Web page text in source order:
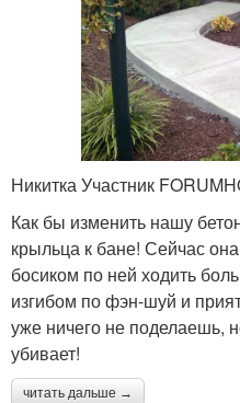
Никитка Участник
Как бы изменить нашу
крыльца к бане! Сейчас
босиком по ней ходить
изгибом по фэн-шуй и
уже ничего не поделаешь,
убивает!
читать дальше →